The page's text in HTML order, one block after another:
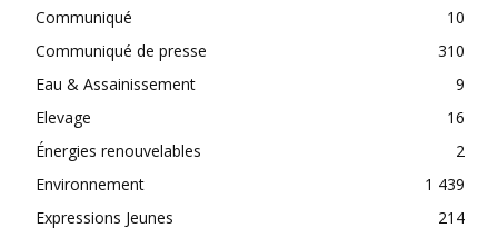
Communiqué
10
Communiqué de presse
310
Eau & Assainissement
9
Elevage
16
Énergies renouvelables
2
Environnement
1 439
Expressions Jeunes
214